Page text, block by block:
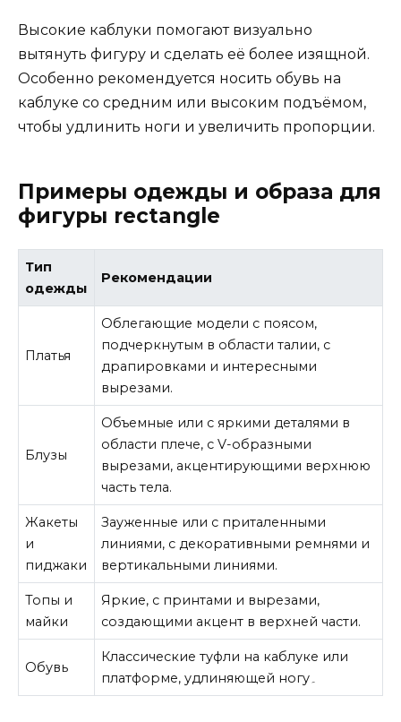
Высокие каблуки помогают визуально
вытянуть фигуру и сделать её более изящной.
Особенно рекомендуется носить обувь на
каблуке со средним или высоким подъёмом,
чтобы удлинить ноги и увеличить пропорции.
Примеры одежды и образа для
фигуры rectangle
Тип
одежды
Рекомендации
Платья
Облегающие модели с поясом,
подчеркнутым в области талии, с
драпировками и интересными
вырезами.
Блузы
Объемные или с яркими деталями в
области плече, с V-образными
вырезами, акцентирующими верхнюю
часть тела.
Жакеты
и
пиджаки
Зауженные или с приталенными
линиями, с декоративными ремнями и
вертикальными линиями.
Топы и
майки
Яркие, с принтами и вырезами,
создающими акцент в верхней части.
Обувь
Классические туфли на каблуке или